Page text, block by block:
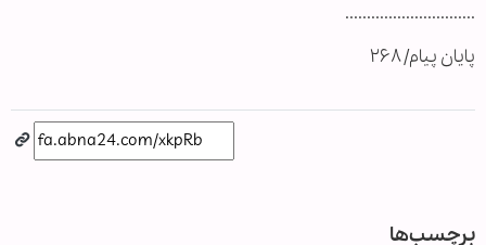
..............................
پایان پیام/ ۲۶۸
برچسب‌ها